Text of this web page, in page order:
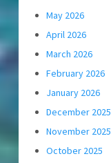
May 2026
April 2026
March 2026
February 2026
January 2026
December 2025
November 2025
October 2025